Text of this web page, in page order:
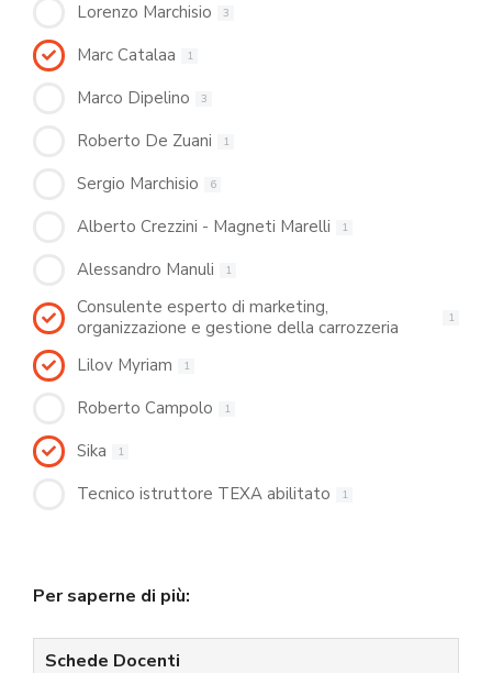
Lorenzo Marchisio 3
Marc Catalaa 1
Marco Dipelino 3
Roberto De Zuani 1
Sergio Marchisio 6
Alberto Crezzini - Magneti Marelli 1
Alessandro Manuli 1
Consulente esperto di marketing,
organizzazione e gestione della carrozzeria
1
Lilov Myriam 1
Roberto Campolo 1
Sika 1
Tecnico istruttore TEXA abilitato 1
Per saperne di più:
Schede Docenti